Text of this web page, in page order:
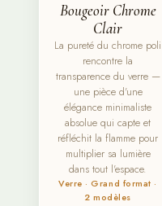
Bougeoir Chrome
Clair
La pureté du chrome poli
rencontre la
transparence du verre —
une pièce d'une
élégance minimaliste
absolue qui capte et
réfléchit la flamme pour
multiplier sa lumière
dans tout l'espace.
Verre · Grand format ·
2 modèles